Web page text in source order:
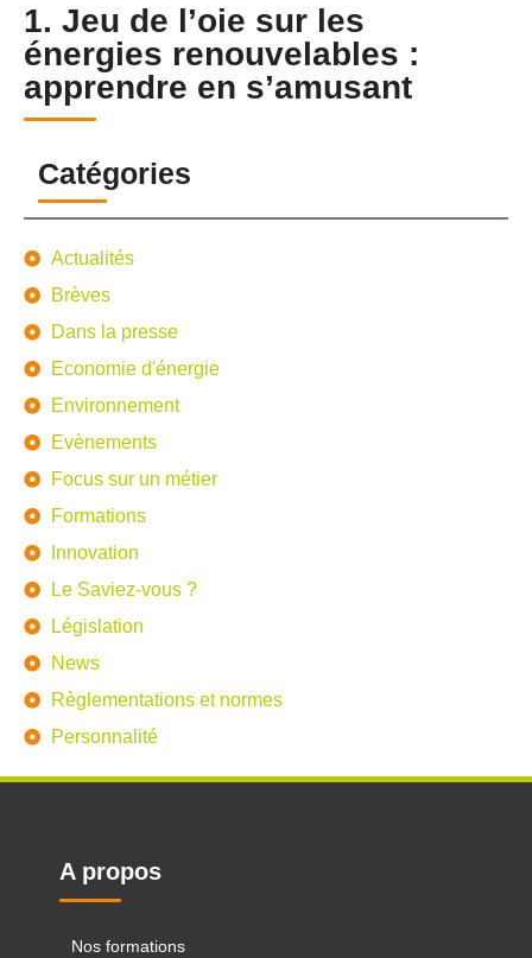
1. Jeu de l’oie sur les
énergies renouvelables :
apprendre en s’amusant
Catégories
Actualités
Brèves
Dans la presse
Economie d'énergie
Environnement
Evènements
Focus sur un métier
Formations
Innovation
Le Saviez-vous ?
Législation
News
Règlementations et normes
Personnalité
A propos
Nos formations